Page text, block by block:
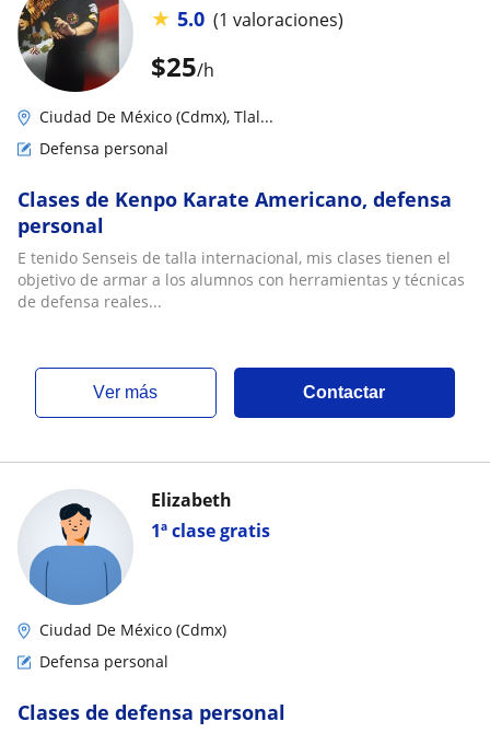
$25/h
★ 5.0 (1 valoraciones)
Ciudad De México (Cdmx), Tlal...
Defensa personal
Clases de Kenpo Karate Americano, defensa
personal
E tenido Senseis de talla internacional, mis clases tienen el
objetivo de armar a los alumnos con herramientas y técnicas
de defensa reales...
ver más Contactar
1ª clase gratis
Elizabeth
Ciudad De México (Cdmx)
Defensa personal
Clases de defensa personal